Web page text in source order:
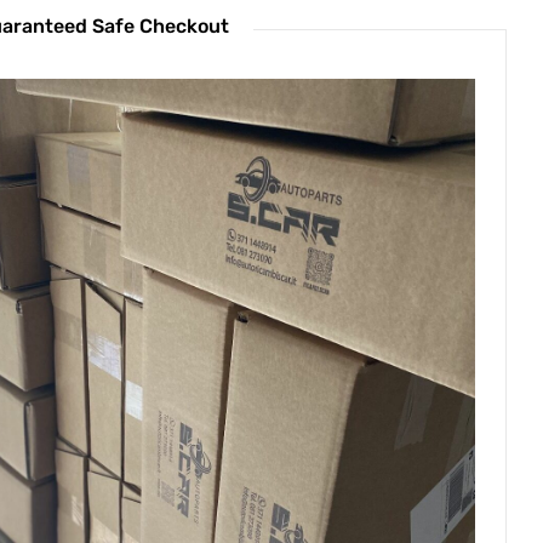
Safe Checkout